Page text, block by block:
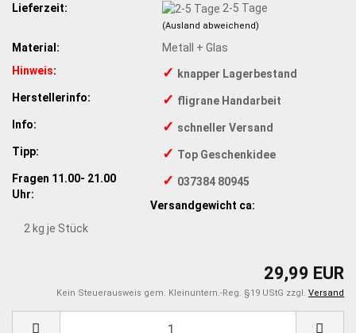
Lieferzeit:
2-5 Tage
(Ausland abweichend)
Material:
Metall + Glas
Hinweis: ✓ knapper Lagerbestand
Herstellerinfo:
✓ fligrane Handarbeit
Info:
✓ schneller Versand
Tipp:
✓ Top Geschenkidee
Fragen 11.00- 21.00
Uhr:
✓ 037384 80945
Versandgewicht ca:
2 kg je Stück
29,99 EUR
Kein Steuerausweis gem. Kleinuntern.-Reg. §19 UStG zzgl. Versand